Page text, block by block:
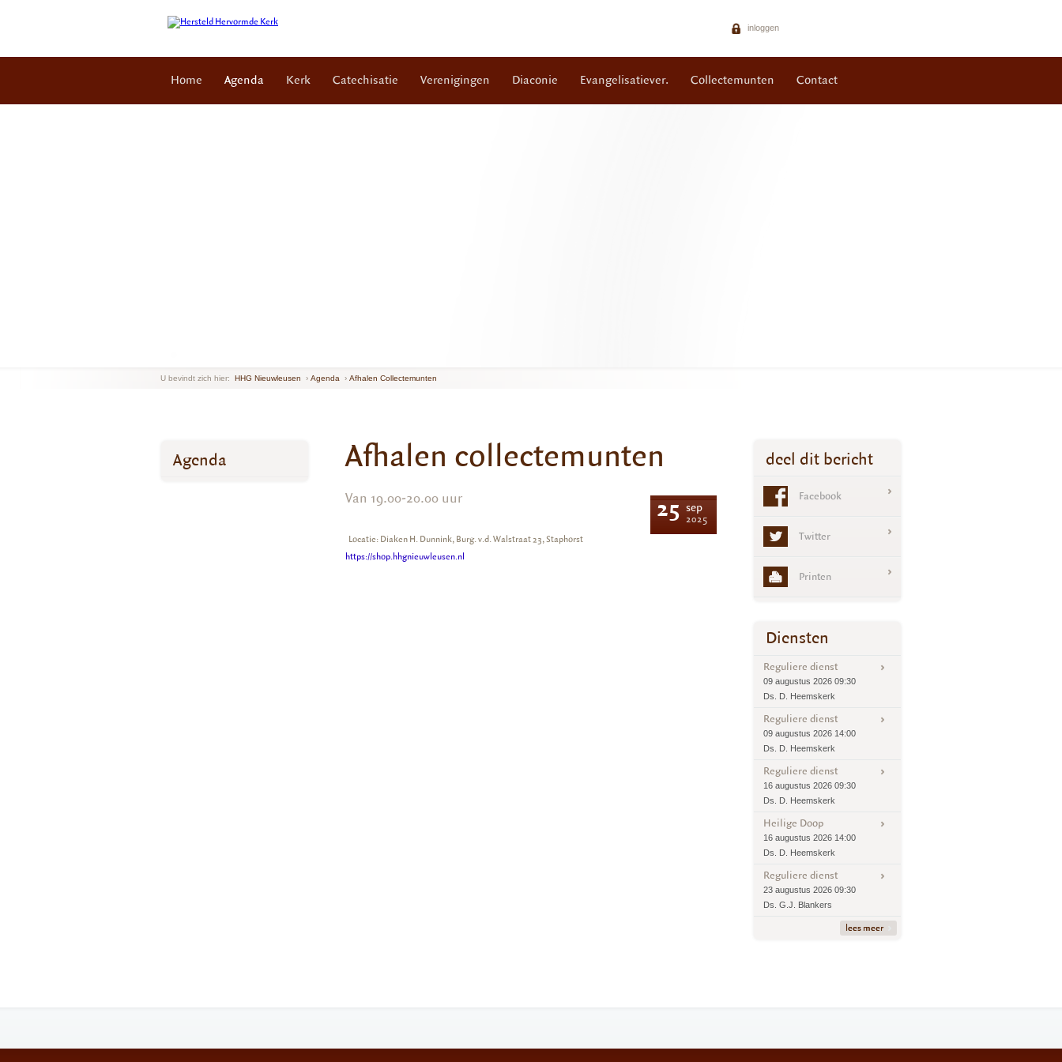
inloggen
Home Agenda Kerk Catechisatie Verenigingen Diaconie Evangelisatiever. Collectemunten Contact
U bevindt zich hier: HHG Nieuwleusen › Agenda › Afhalen Collectemunten
Afhalen collectemunten
Van 19.00-20.00 uur 25 sep
2025
Locatie: Diaken H. Dunnink, Burg. v.d. Walstraat 23, Staphorst
https://shop.hhgnieuwleusen.nl
Agenda deel dit bericht
Facebook
Twitter
Printen
Diensten
Reguliere dienst
09 augustus 2026 09:30
Ds. D. Heemskerk
Reguliere dienst
09 augustus 2026 14:00
Ds. D. Heemskerk
Reguliere dienst
16 augustus 2026 09:30
Ds. D. Heemskerk
Heilige Doop
16 augustus 2026 14:00
Ds. D. Heemskerk
Reguliere dienst
23 augustus 2026 09:30
Ds. G.J. Blankers
lees meer